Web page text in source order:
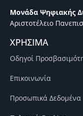
Μονάδα Ψηφιακής
Αριστοτέλειο
ΧΡΗΣΙΜΑ
Οδηγοί
Επικοινωνία
Προσωπικά Δεδομένα